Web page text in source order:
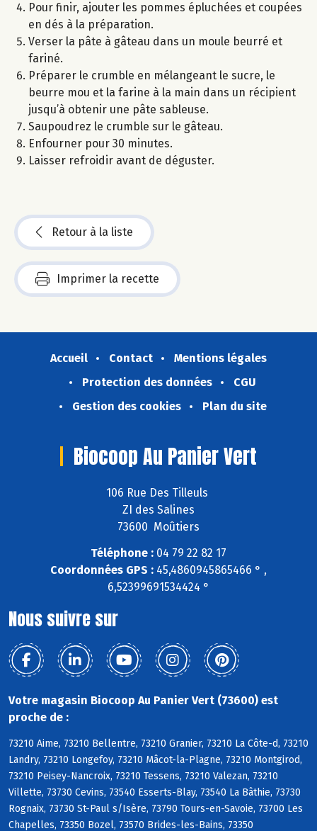
Pour finir, ajouter les pommes épluchées et coupées
en dés à la préparation.
Verser la pâte à gâteau dans un moule beurré et
fariné.
Préparer le crumble en mélangeant le sucre, le
beurre mou et la farine à la main dans un récipient
jusqu’à obtenir une pâte sableuse.
Saupoudrez le crumble sur le gâteau.
Enfourner pour 30 minutes.
Laisser refroidir avant de déguster.
Retour à la liste
Imprimer la recette
Accueil Contact
Mentions légales
Protection des données
CGU
Gestion des cookies
Plan du site
Biocoop Au Panier Vert
106 Rue Des Tilleuls
ZI des Salines
73600 Moûtiers
Téléphone : 04 79 22 82 17
Coordonnées GPS : 45,4860945865466 ° ,
6,52399691534424 °
Nous suivre sur
Votre magasin Biocoop Au Panier Vert (73600) est
proche de :
73210 Aime, 73210 Bellentre, 73210 Granier, 73210 La Côte-d, 73210
Landry, 73210 Longefoy, 73210 Mâcot-la-Plagne, 73210 Montgirod,
73210 Peisey-Nancroix, 73210 Tessens, 73210 Valezan, 73210
Villette, 73730 Cevins, 73540 Esserts-Blay, 73540 La Bâthie, 73730
Rognaix, 73730 St-Paul s/Isère, 73790 Tours-en-Savoie, 73700 Les
Chapelles, 73350 Bozel, 73570 Brides-les-Bains, 73350